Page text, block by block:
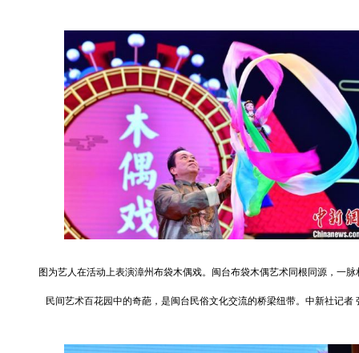
图为艺人在活动上表演漳州布袋木偶戏。闽台布袋木偶艺术同根同源，一脉
民间艺术百花园中的奇葩，是闽台民俗文化交流的桥梁纽带。中新社记者